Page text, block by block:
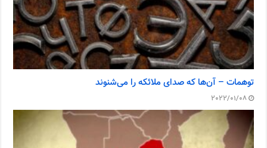
توهمات – آن‌ها که صدای ملائکه را می‌شنوند
2022/01/08